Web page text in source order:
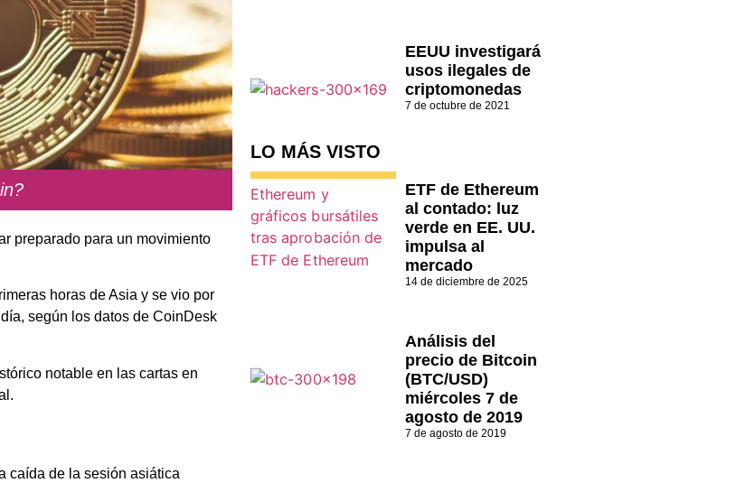
preparado para un movimiento
horas de Asia y se vio por
según los datos de CoinDesk
notable en las cartas en
caída de la sesión asiática
EEUU investigará
usos ilegales de
criptomonedas
7 de octubre de 2021
LO MÁS VISTO
ETF de Ethereum
al contado: luz
verde en EE. UU.
impulsa al
mercado
14 de diciembre de 2025
Análisis del
precio de Bitcoin
(BTC/USD)
miércoles 7 de
agosto de 2019
7 de agosto de 2019